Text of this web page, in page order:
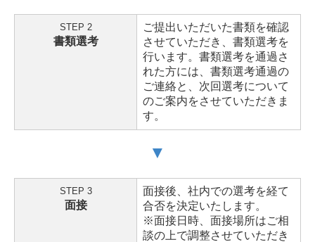
STEP 2
書類選考
ご提出いただいた書類を確認
させていただき、書類選考を
行います。書類選考を通過さ
れた方には、書類選考通過の
ご連絡と、次回選考について
のご案内をさせていただきま
す。
▼
STEP 3
面接
面接後、社内での選考を経て
合否を決定いたします。
※面接日時、面接場所はご相
談の上で調整させていただき